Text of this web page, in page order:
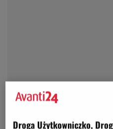
Droga Użytkowniczko,